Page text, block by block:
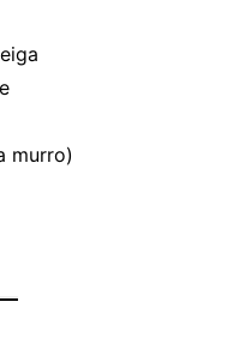
murro)